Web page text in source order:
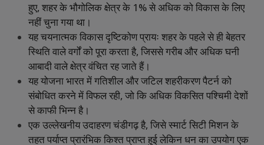
हुए, शहरकेभौगोलिकक्षेत्रके 1%सेअधिककोविकासकेलिए
नहींचुनागया था।
यहचयनात्मकविकासदृष्टिकोणप्रायः शहरकेपहलेसेहीबेहतर
स्थितिवालेवर्गोंकोपूराकरताहै, जिससेगरीबऔरअधिकघनी
आबादीवालेक्षेत्रवंचितरहजातेहैं।
यहयोजनाभारतमेंगतिशीलऔरजटिलशहरीकरणपैटर्नको
संबोधितकरनेमेंविफलरही, जोकिअधिकविकसितपश्चिमीदेशों
सेकाफीभिन्नहै।
एकउल्लेखनीयउदाहरणचंडीगढ़है, जिसेस्मार्टसिटीमिशनके
तहतपर्याप्तप्रारंभिककिश्तप्राप्तहुईलेकिनधनकाउपयोगएक